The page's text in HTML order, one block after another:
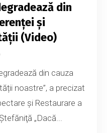
din
și
(Video)
din cauza
noastre”, a precizat
şi Restaurare a
„Dacă...